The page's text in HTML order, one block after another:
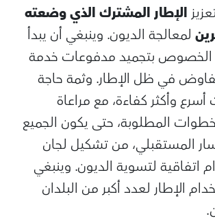
الإطار المشترك الذي وضعته
لمعالجة الديون. وينبغي أن يبدأ
الخصوص بتجميد مدفوعات خدمة
في ظل الإطار. وثمة حاجة
أسرع وأكثر كفاءة، مع مراعاة
المطلوبة، حتى يكون الجميع
المستقبلي، من تشكيل لجان
اتفاقية لتسوية الديون. وينبغي
الإطار لعدد أكبر من البلدان